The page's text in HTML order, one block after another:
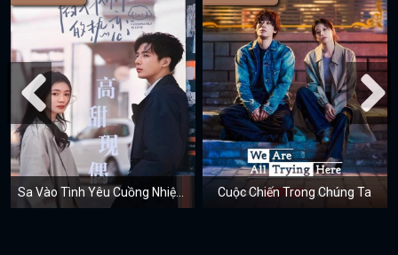
Cuộc Chiến Trong Chúng Ta